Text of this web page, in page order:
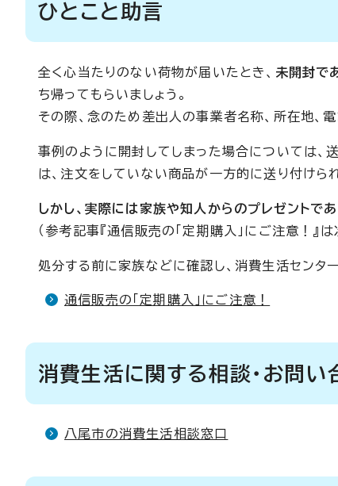
ひとこと助言
全く心当たりのない荷物が届いたとき、 未開封で
ち帰ってもらいましょう。
その際、念のため差出人の事業者名称、所在地、
事例のように開封してしまった場合については
は、注文をしていない商品が一方的に送り付けら
しかし、実際には家族や知人からのプレゼントで
（参考記事『通信販売の「定期購入」にご注意！』
処分する前に家族などに確認し、消費生活センタ
通信販売の「定期購入」にご注意！
消費生活に関する相談・お問い
八尾市の消費生活相談窓口